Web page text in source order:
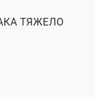
ТЯЖЕЛО